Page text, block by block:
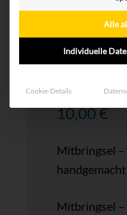
10,00€
Mitbringsel –
handgemacht
Mitbringsel –
Alle
Individuelle
Cookie-Details